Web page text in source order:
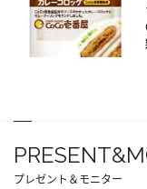
プレゼント＆モニター